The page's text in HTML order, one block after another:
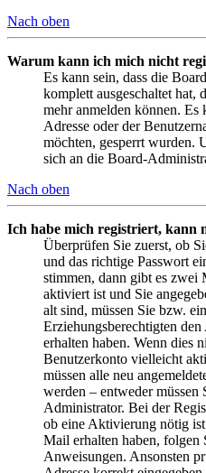
Nach oben
Warum kann ich mich nicht
Es kann sein, dass die
komplett ausgeschaltet hat,
mehr anmelden können. Es
Adresse oder der
möchten, gesperrt wurden.
sich an die Board-
Nach oben
Ich habe mich registriert, kann
Überprüfen Sie zuerst, ob
und das richtige Passwort
stimmen, dann gibt es zwei
aktiviert ist und Sie
alt sind, müssen Sie bzw.
Erziehungsberechtigten
erhalten haben. Wenn dies
Benutzerkonto vielleicht
müssen alle neu
werden – entweder müssen
Administrator. Bei der
ob eine Aktivierung nötig
Mail erhalten haben, folgen
Anweisungen. Ansonsten